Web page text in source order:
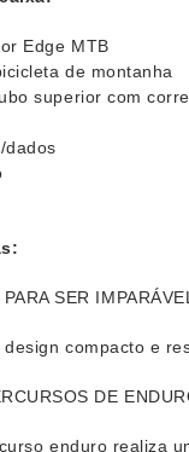
Edge MTB
de montanha
superior com
dados
SER IMPARÁVEL
compacto e
DE
enduro realiza